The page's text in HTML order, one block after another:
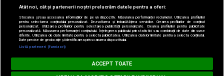
BARĂ LA BARĂ
Atât noi, cât și partenerii noștri prelucrăm datele pentru a oferi:
Stocarea și/sau accesarea informațiilor de pe un dispozitiv. Măsurarea performanței reclamelor. Utilizarea profilurilor
pentru selectarea conținutului personalizat. Dezvoltarea și îmbunătățirea serviciilor. Crearea profilurilor de conținut
personalizat. Utilizarea profilurilor pentru selectarea publicității personalizate. Crearea profilurilor pentru publicitate
personalizată. Măsurarea performanței conținutului. Înțelegerea publicului prin statistici sau combinații de date din surse
diferite. Utilizarea de date limitate pentru a selecta publicitatea. Utilizarea datelor limitate pentru a selecta conținutul.
Date precise de geolocație și identificarea prin scanarea dispozitivului.
Listă parteneri (furnizori)
ACCEPT TOATE